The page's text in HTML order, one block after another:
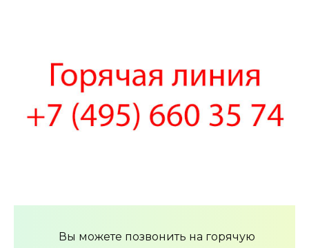
Вы можете позвонить на горячую